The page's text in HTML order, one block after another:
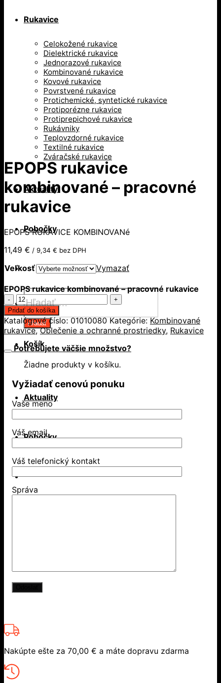
Rukavice
Celokožené rukavice
Dielektrické rukavice
Jednorazové rukavice
Kombinované rukavice
Kovové rukavice
Povrstvené rukavice
Protichemické, syntetické rukavice
Protiporézne rukavice
Protiprepichové rukavice
Rukávniky
Teplovzdorné rukavice
Textilné rukavice
Zváračské rukavice
Aktuality
Pobočky
Products
search
Hľadať
Košík
Žiadne produkty v košíku.
Aktuality
Pobočky
EPOPS rukavice
kombinované – pracovné
rukavice
EPOPS RUKAVICE KOMBINOVANé
11,49 € / 9,34 € bez DPH
Veľkosť Vymazať
EPOPS rukavice kombinované – pracovné rukavice
množstvo
EPOPS
rukavice
kombinované
-
pracovné
rukavice
Pridať do košíka
Katalógové číslo:01010080 Kategórie:Kombinované
rukavice,Oblečenie a ochranné prostriedky, Rukavice
Potrebujete väčšie množstvo?
Vyžiadať cenovú ponuku
Vaše meno
Váš email
Váš telefonický kontakt
Správa
Nakúpte ešte za 70,00 € a máte dopravu zdarma